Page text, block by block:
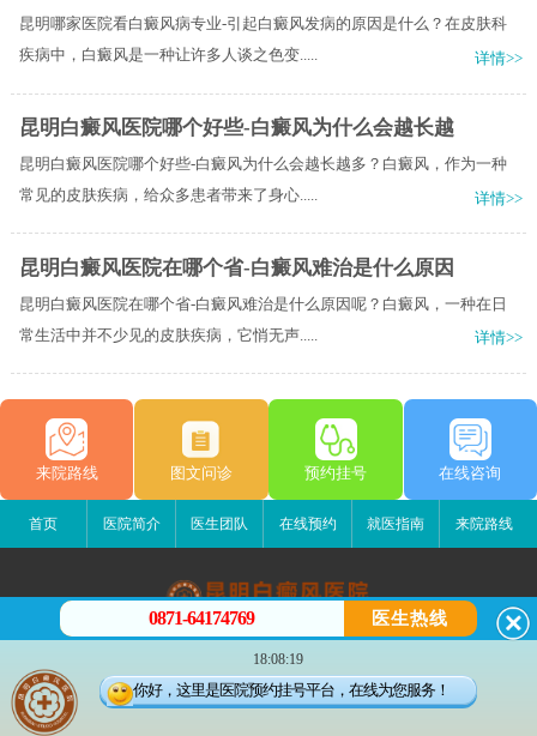
昆明哪家医院看白癜风病专业-引起白癜风发病的原因是什么？在皮肤科
疾病中，白癜风是一种让许多人谈之色变.....
详情>>
昆明白癜风医院哪个好些-白癜风为什么会越长越
昆明白癜风医院哪个好些-白癜风为什么会越长越多？白癜风，作为一种
常见的皮肤疾病，给众多患者带来了身心.....
详情>>
昆明白癜风医院在哪个省-白癜风难治是什么原因
昆明白癜风医院在哪个省-白癜风难治是什么原因呢？白癜风，一种在日
常生活中并不少见的皮肤疾病，它悄无声.....
详情>>
来院路线 图文问诊 预约挂号 在线咨询
首页 医院简介 医生团队 在线预约 就医指南 来院路线
昆明白癜风医院
昆明市五华区护国路2号
版权所有：昆明白癜风医院
0871-64174769 医生热线
18:08:19
你好，这里是医院预约挂号平台，在线为您服务！